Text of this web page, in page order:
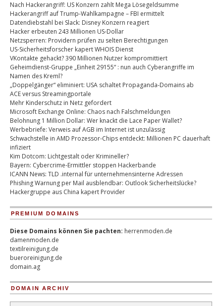
Nach Hackerangriff: US Konzern zahlt Mega Lösegeldsumme
Hackerangriff auf Trump-Wahlkampagne – FBI ermittelt
Datendiebstahl bei Slack: Disney Konzern reagiert
Hacker erbeuten 243 Millionen US-Dollar
Netzsperren: Providern prüfen zu selten Berechtigungen
US-Sicherheitsforscher kapert WHOIS Dienst
VKontakte gehackt? 390 Millionen Nutzer kompromittiert
Geheimdienst-Gruppe „Einheit 29155“ : nun auch Cyberangriffe im
Namen des Kreml?
„Doppelgänger“ eliminiert: USA schaltet Propaganda-Domains ab
ACE versus Streamingportale
Mehr Kinderschutz in Netz gefordert
Microsoft Exchange Online: Chaos nach Falschmeldungen
Belohnung 1 Million Dollar: Wer knackt die Lace Paper Wallet?
Werbebriefe: Verweis auf AGB im Internet ist unzulässig
Schwachstelle in AMD Prozessor-Chips entdeckt: Millionen PC dauerhaft
infiziert
Kim Dotcom: Lichtgestalt oder Krimineller?
Bayern: Cybercrime-Ermittler stoppen Hackerbande
ICANN News: TLD .internal für unternehmensinterne Adressen
Phishing Warnung per Mail ausblendbar: Outlook Sicherheitslücke?
Hackergruppe aus China kapert Provider
PREMIUM DOMAINS
Diese Domains können Sie pachten: herrenmoden.de
damenmoden.de
textilreinigung.de
bueroreinigung.de
domain.ag
DOMAIN ARCHIV